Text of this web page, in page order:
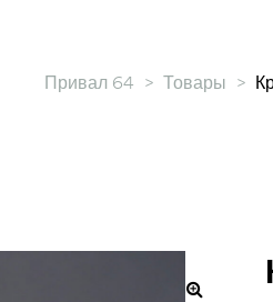
Привал 64 > Товары >